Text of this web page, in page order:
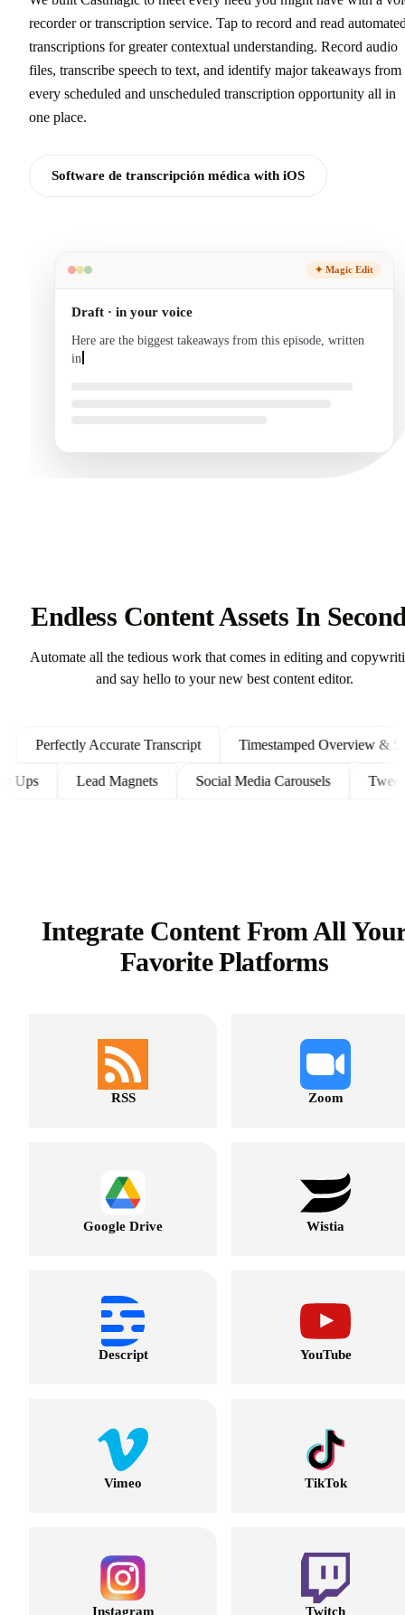
recorder or transcription service. Tap to record and read
transcriptions for greater contextual understanding. Record audio
files, transcribe speech to text, and identify major takeaways from
every scheduled and unscheduled transcription opportunity all in
one place.
Software de transcripción médica with iOS
✦ Magic Edit
Draft · in your voice
Here are the biggest takeaways from this episode, written
in your voice and ready to send.
Endless Content Assets In
Automate all the tedious work that comes in editing and
and say hello to your new best content editor.
Perfectly Accurate Transcript Timestamped Overview &
Ups Lead Magnets Social Media Carousels
Integrate Content From All
Favorite Platforms
RSS Zoom
Google Drive Wistia
Descript YouTube
Vimeo TikTok
Instagram Twitch